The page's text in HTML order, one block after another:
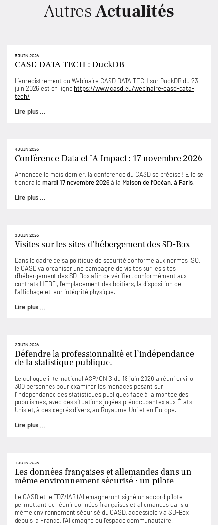
Autres Actualités
5 JUIN 2026
CASD DATA TECH : DuckDB
L’enregistrement du Webinaire CASD DATA TECH sur DuckDB du 23
juin 2026 est en ligne https://www.casd.eu/webinaire-casd-data-
tech/
Lire plus ...
4 JUIN 2026
Conférence Data et IA Impact : 17 novembre 2026
Annoncée le mois dernier, la conférence du CASD se précise ! Elle se
tiendra le mardi 17 novembre 2026à la Maison de l’Océan, à Paris.
Lire plus ...
3 JUIN 2026
Visites sur les sites d’hébergement des SD-Box
Dans le cadre de sa politique de sécurité conforme aux normes ISO,
le CASD va organiser une campagne de visites sur les sites
d’hébergement des SD-Box afin de vérifier, conformément aux
contrats HEBFI, l’emplacement des boîtiers, la disposition de
l’affichage et leur intégrité physique.
Lire plus ...
2 JUIN 2026
Défendre la professionnalité et l’indépendance
de la statistique publique.
Le colloque international ASP/CNIS du 19 juin 2026 a réuni environ
300 personnes pour examiner les menaces pesant sur
l’indépendance des statistiques publiques face à la montée des
populismes, avec des situations jugées préoccupantes aux États-
Unis et, à des degrés divers, au Royaume-Uni et en Europe.
Lire plus ...
1 JUIN 2026
Les données françaises et allemandes dans un
même environnement sécurisé : un pilote
Le CASD et le FDZ/IAB (Allemagne) ont signé un accord pilote
permettant de réunir données françaises et allemandes dans un
même environnement sécurisé du CASD, accessible via SD-Box
depuis la France, l’Allemagne ou l’espace communautaire.